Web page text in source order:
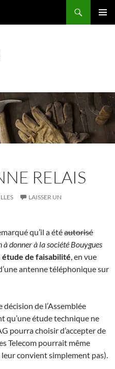
RELAIS
LAISSER UN
qu’il a étéautorisé
donner à la société Bouygues
étude de faisabilité, en vue
antenne téléphonique sur
décision de l’Assemblée
qu’une étude technique ne
pourra choisir d’accepter de
Telecom pourrait même
convient simplement pas).